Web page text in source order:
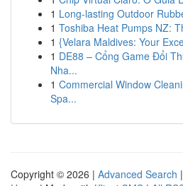
1 Long-lasting Outdoor
1 Toshiba Heat Pumps NZ:
1 {Velara Maldives: Your
1 DE88 – Cổng Game Đổi
Nha...
1 Commercial Window
Spa...
Copyright © 2026 | Advanced Search |